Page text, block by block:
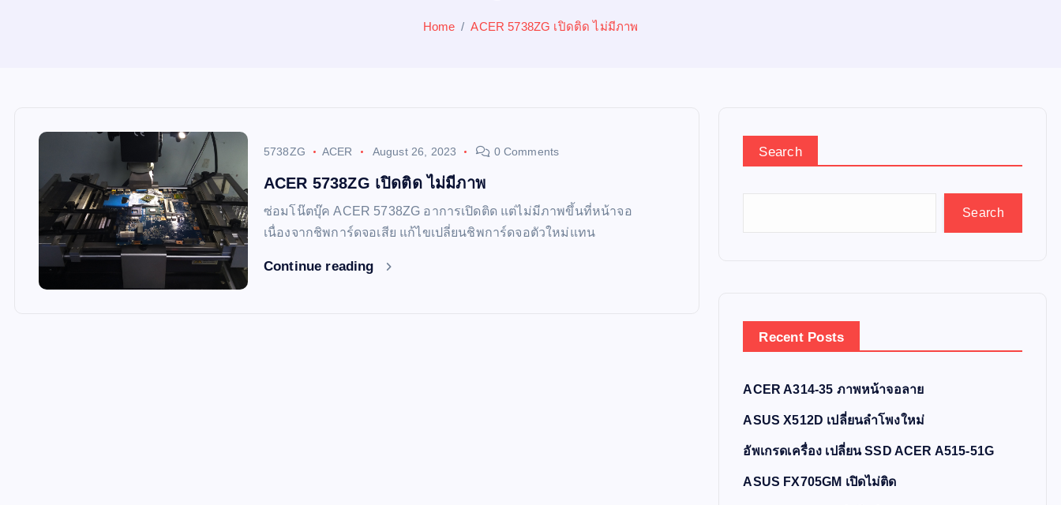
Home ACER 5738ZG เปิดติด ไม่มีภาพ
5738ZG ACER August 26, 2023 0 Comments
ACER 5738ZG เปิดติด ไม่มีภาพ
ซ่อมโน๊ตบุ๊ค ACER 5738ZG อาการเปิดติด แต่ไม่มีภาพขึ้นที่หน้าจอ
เนื่องจากชิพการ์ดจอเสีย แก้ไขเปลี่ยนชิพการ์ดจอตัวใหม่แทน
Continue reading
Search
Search
Recent Posts
ACER A314-35 ภาพหน้าจอลาย
ASUS X512D เปลี่ยนลำโพงใหม่
อัพเกรดเครื่อง เปลี่ยน SSD ACER A515-51G
ASUS FX705GM เปิดไม่ติด